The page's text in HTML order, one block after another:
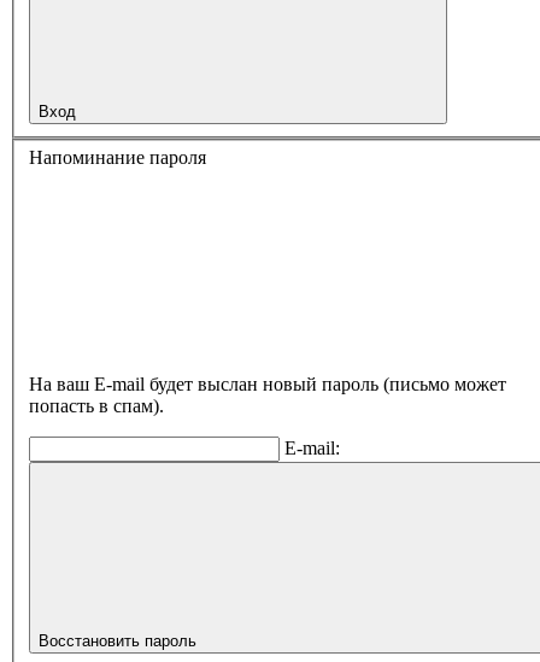
Вход
Напоминание пароля
На ваш E-mail будет выслан новый пароль (письмо может
попасть в спам).
E-mail:
Восстановить пароль